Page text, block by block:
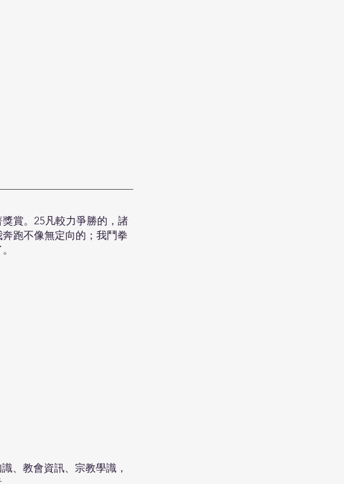
賞。25凡較力爭勝的，諸
跑不像無定向的；我鬥拳
、教會資訊、宗教學識，